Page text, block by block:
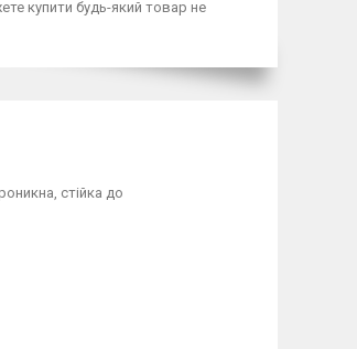
купити будь-який товар не
стійка до